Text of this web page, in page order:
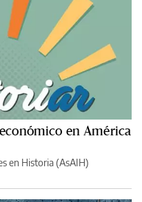
en América
en Historia (AsAIH)